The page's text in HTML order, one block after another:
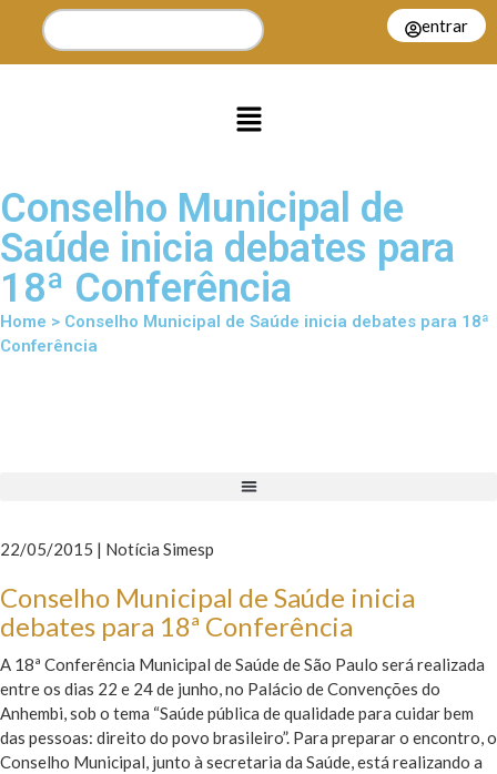
entrar
Conselho Municipal de
Saúde inicia debates para
18ª Conferência
Home > Conselho Municipal de Saúde inicia debates para 18ª
Conferência
22/05/2015 | Notícia Simesp
Conselho Municipal de Saúde inicia
debates para 18ª Conferência
A 18ª Conferência Municipal de Saúde de São Paulo será realizada
entre os dias 22 e 24 de junho, no Palácio de Convenções do
Anhembi, sob o tema “Saúde pública de qualidade para cuidar bem
das pessoas: direito do povo brasileiro”. Para preparar o encontro, o
Conselho Municipal, junto à secretaria da Saúde, está realizando a